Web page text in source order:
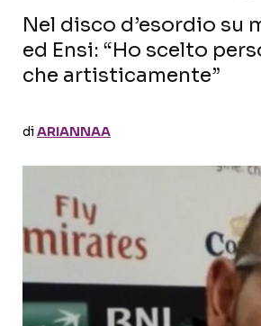
Nel disco d’esordio su
ed Ensi: “Ho scelto
che artisticamente”
diARIANNAA